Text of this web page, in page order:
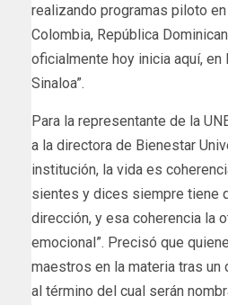
realizando programas piloto
Colombia, República
oficialmente hoy inicia aquí, en
Sinaloa”.
Para la representante de la
a la directora de Bienestar
institución, la vida es
sientes y dices siempre tiene
dirección, y esa coherencia la
emocional”. Precisó que
maestros en la materia tras un
al término del cual serán